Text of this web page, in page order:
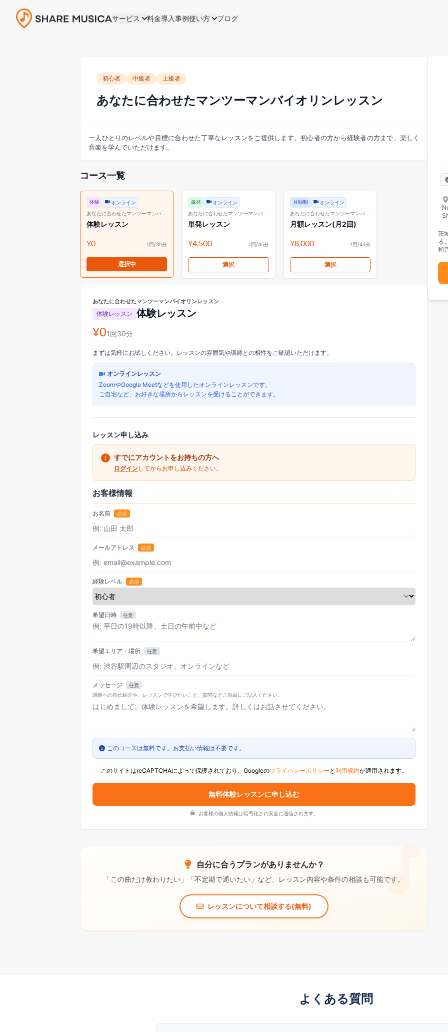
サービス 料金導入事例使い方 ブログ
初心者 中級者 上級者
あなたに合わせたマンツーマンバイオリンレッスン
一人ひとりのレベルや目標に合わせた丁寧なレッスンをご提供します。初心者の方から経験者の方まで、楽しく
音楽を学んでいただけます。
コース一覧
体験
オンライン
あなたに合わせたマンツーマンバイ
オリンレッスン
体験レッスン
¥0 1回/30分
選択中
単発
オンライン
あなたに合わせたマンツーマンバイ
オリンレッスン
単発レッスン
¥4,500 1回/45分
選択
月額制
オンライン
あなたに合わせたマンツーマンバイ
オリンレッスン
月額レッスン(月2回)
¥8,000 1回/45分
選択
あなたに合わせたマンツーマンバイオリンレッスン
体験レッスン 体験レッスン
¥01回30分
まずは気軽にお試しください。レッスンの雰囲気や講師との相性をご確認いただけます。
オンラインレッスン
ZoomやGoogle Meetなどを使用したオンラインレッスンです。
ご自宅など、お好きな場所からレッスンを受けることができます。
レッスン申し込み
すでにアカウントをお持ちの方へ
ログインしてからお申し込みください。
お客様情報
お名前 必須
メールアドレス 必須
経験レベル 必須
希望日時 任意
希望エリア・場所 任意
メッセージ
任意
講師への自己紹介や、レッスンで学びたいこと、質問などご自由にご記入ください。
このコースは無料です。お支払い情報は不要です。
このサイトはreCAPTCHAによって保護されており、Googleのプライバシーポリシー と利用規約が適用されます。
無料体験レッスンに申し込む
お客様の個人情報は暗号化され安全に送信されます。
自分に合うプランがありませんか？
「この曲だけ教わりたい」「不定期で通いたい」など、レッスン内容や条件の相談も可能です。
レッスンについて相談する(無料)
茨
る
和
よくある質問